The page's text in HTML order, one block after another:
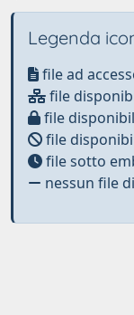
Legenda
file ad
file
file
file
file sotto
nessun file